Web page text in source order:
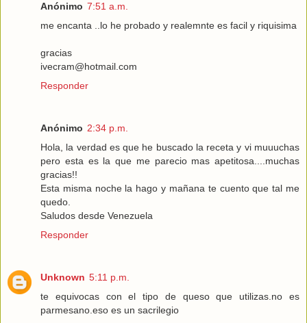
Anónimo 7:51 a.m.
me encanta ..lo he probado y realemnte es facil y riquisima
gracias
ivecram@hotmail.com
Responder
Anónimo 2:34 p.m.
Hola, la verdad es que he buscado la receta y vi muuuchas
pero esta es la que me parecio mas apetitosa....muchas
gracias!!
Esta misma noche la hago y mañana te cuento que tal me
quedo.
Saludos desde Venezuela
Responder
Unknown 5:11 p.m.
te equivocas con el tipo de queso que utilizas.no es
parmesano.eso es un sacrilegio